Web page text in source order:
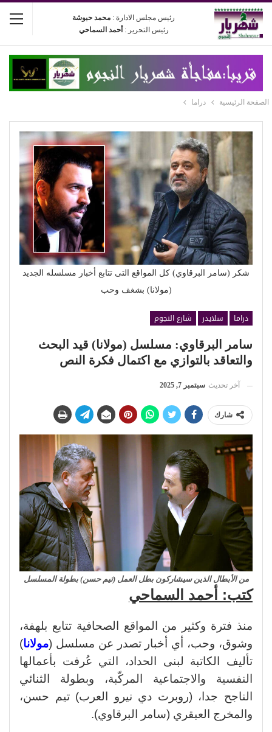
رئيس مجلس الادارة : محمد حبوشة
رئيس التحرير : أحمد السماحي
الصفحة الرئيسية دراما
شكر (سامر البرقاوي) كل المواقع التى تتابع أخبار مسلسله الجديد
(مولانا) بشغف وحب
دراما سلايدر
شارع النجوم
سامر البرقاوي: مسلسل (مولانا) قيد البحث
والتعاقد بالتوازي مع اكتمال فكرة النص
آخر تحديث سبتمبر 7, 2025
شارك
من الأبطال الذين سيشاركون بطل العمل (تيم حسن) بطولة المسلسل
كتب: أحمد السماحي
منذ فترة وكثير من المواقع الصحافية تتابع بلهفة،
وشوق، وحب، أي أخبار تصدر عن مسلسل (مولانا)
تأليف الكاتبة لبنى الحداد، التي عُرفت بأعمالها
النفسية والاجتماعية المركّبة، وبطولة الثنائي
الناجح جدا، (روبرت دي نيرو العرب) تيم حسن،
والمخرج العبقري (سامر البرقاوي).